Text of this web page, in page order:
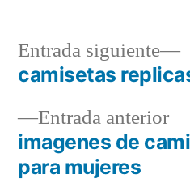
Navegación
de
entradas
Entrada anterior
imagenes de
para mujeres
Entrada siguiente
camisetas